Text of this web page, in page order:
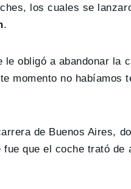
los cuales se
.
le obligó a abandonar la
momento no habíamos
de Buenos Aires,
fue que el coche trató de